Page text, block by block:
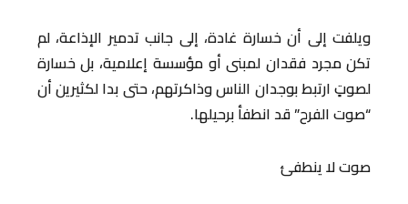
ويلفت إلى أن خسارة غادة، إلى جانب تدمير الإذاعة، لم
تكن مجرد فقدان لمبنى أو مؤسسة إعلامية، بل خسارة
لصوتٍ ارتبط بوجدان الناس وذاكرتهم، حتى بدا لكثيرين أن
“صوت الفرح” قد انطفأ برحيلها.
صوت لا ينطفئ